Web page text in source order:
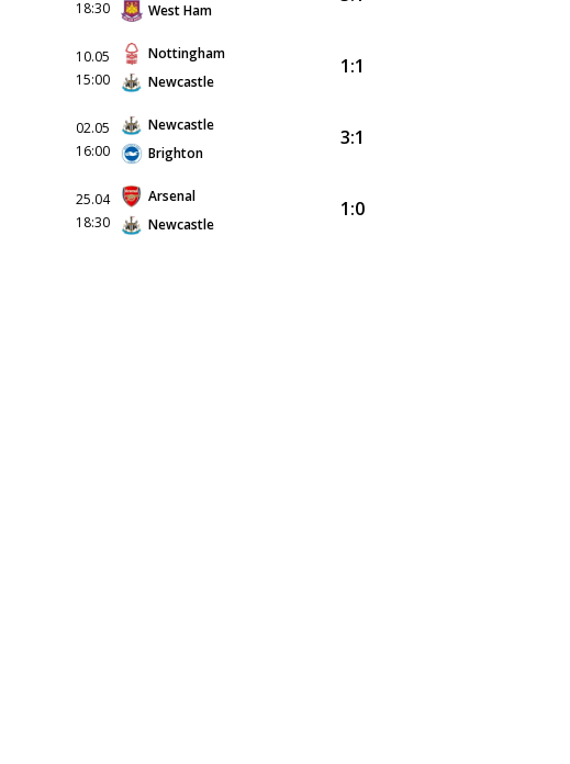
18:30
West Ham
10.05
15:00
Nottingham
Newcastle
1:1
02.05
16:00
Newcastle
Brighton
3:1
25.04
18:30
Arsenal
Newcastle
1:0